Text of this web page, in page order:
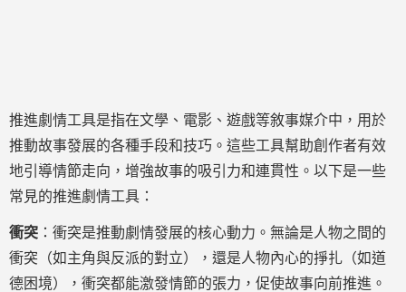
推進劇情工具是指在文學、電影、遊戲等敘事媒介中，用於
推動故事發展的各種手段和技巧。這些工具幫助創作者有效
地引導情節走向，增強故事的吸引力和連貫性。以下是一些
常見的推進劇情工具：
衝突 ：衝突是推動劇情發展的核心動力。無論是人物之間的
衝突（如主角與反派的對立），還是人物內心的掙扎（如道
德困境），衝突都能激發情節的張力，促使故事向前推進。